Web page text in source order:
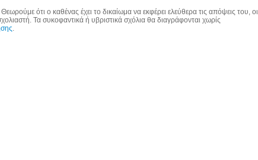
ότι ο καθένας έχει το δικαίωμα να εκφέρει ελεύθερα τις απόψεις του, οι
Τα συκοφαντικά ή υβριστικά σχόλια θα διαγράφονται χωρίς